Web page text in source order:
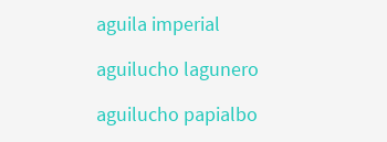
aguila imperial
aguilucho lagunero
aguilucho papialbo